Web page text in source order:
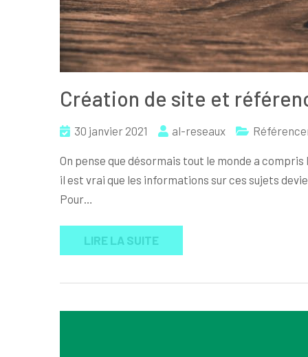
Création de site et
30 janvier 2021 al-reseaux
On pense que désormais tout le monde a
il est vrai que les informations sur ces sujets
Pour…
LIRE LA SUITE